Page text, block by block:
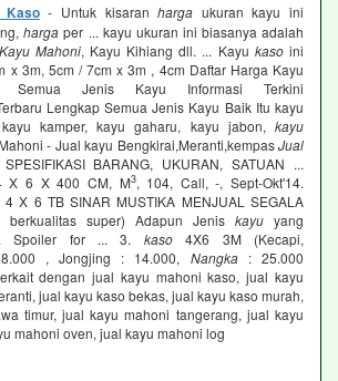
Kaso- Untuk kisaranharga ukuran kayu ini
harga per ... kayu ukuran ini biasanya adalah
Kayu Mahoni, Kayu Kihiang dll. ... Kayu kasoini
x 3m, 5cm / 7cm x 3m , 4cm Daftar Harga Kayu
Semua Jenis Kayu Informasi Terkini
Lengkap Semua Jenis Kayu Baik Itu kayu
kamper, kayu gaharu, kayu jabon,kayu
- Jual kayu Bengkirai,Meranti,kempasJual
BARANG, UKURAN, SATUAN ...
X 6 X 400 CM, M3, 104, Call, -, Sept-Okt'14.
X 6 TB SINAR MUSTIKA MENJUAL SEGALA
super) Adapun Jenis kayu yang
Spoiler for ... 3. kaso4X6 3M (Kecapi,
, Jongjing : 14.000, Nangka: 25.000
dengan jual kayu mahoni kaso, jual kayu
jual kayu kaso bekas, jual kayu kaso murah,
timur, jual kayu mahoni tangerang, jual kayu
mahoni oven, jual kayu mahoni log